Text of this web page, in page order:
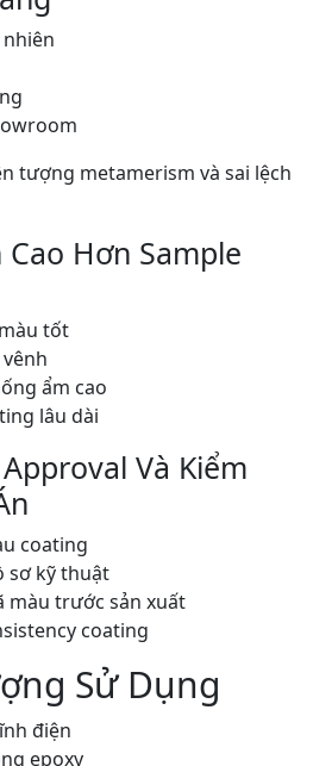
tượng metamerism và sai lệch
Hơn Sample
tốt
ẩm cao
lâu dài
Và Kiểm
coating
sơ kỹ thuật
màu trước sản xuất
coating
Sử Dụng
điện
epoxy